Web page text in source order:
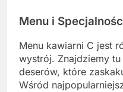
Menu i
Menu kawiarni C jest
wystrój. Znajdziemy
deserów, które
Wśród